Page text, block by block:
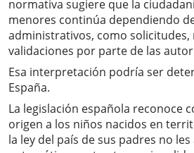
normativa sugiere que la
menores continúa dependiendo
administrativos, como solicitudes,
validaciones por parte de las
Esa interpretación podría ser
España.
La legislación española reconoce
origen a los niños nacidos en
la ley del país de sus padres no